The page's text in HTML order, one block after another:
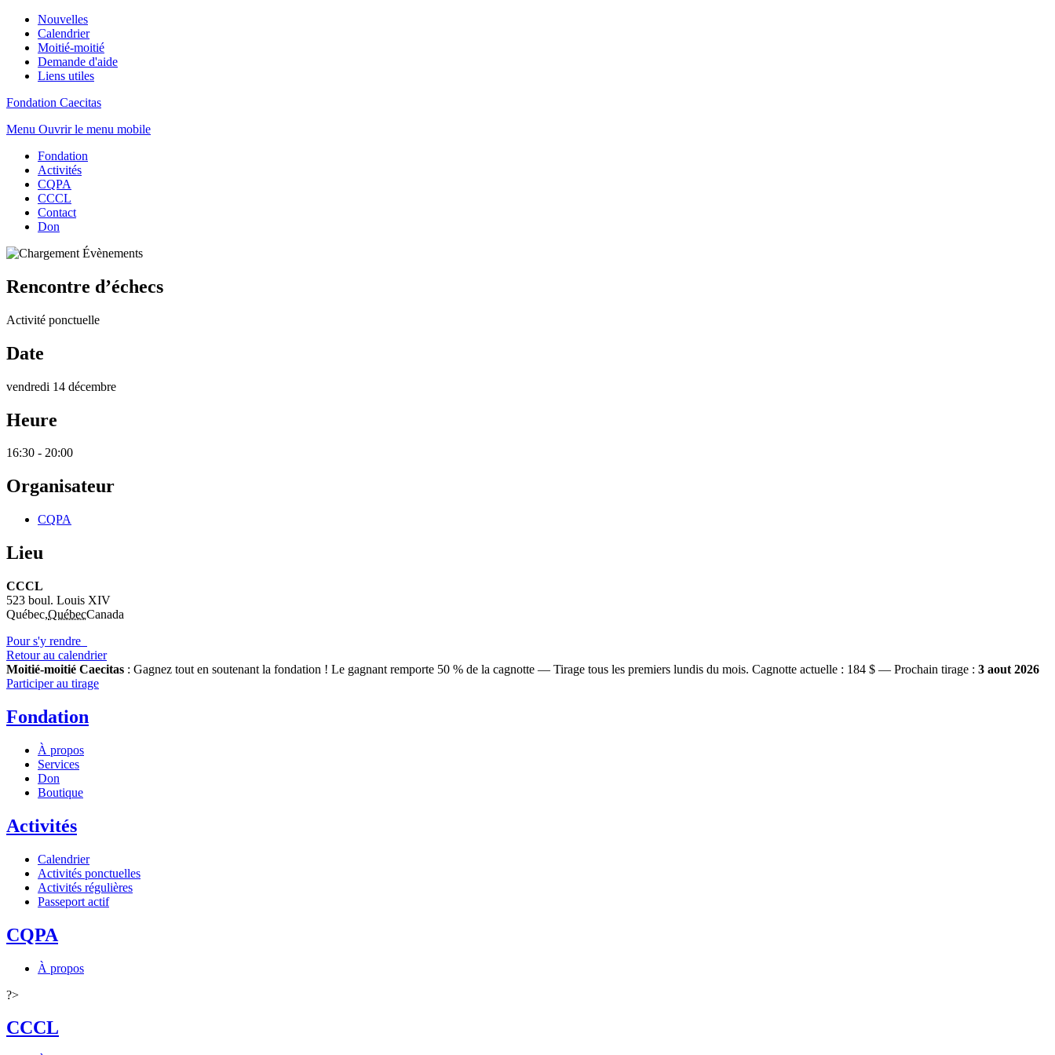
Nouvelles
Calendrier
Moitié-moitié
Demande d'aide
Liens utiles
Fondation Caecitas
Menu Ouvrir le menu mobile
Fondation
Activités
CQPA
CCCL
Contact
Don
Rencontre d’échecs
Activité ponctuelle
Date
vendredi 14 décembre
Heure
16:30 - 20:00
Organisateur
CQPA
Lieu
CCCL
523 boul. Louis XIV
Québec,QuébecCanada
Pour s'y rendre
Retour au calendrier
Moitié-moitié Caecitas : Gagnez tout en soutenant la fondation ! Le gagnant remporte 50 % de la cagnotte — Tirage tous les premiers lundis du mois. Cagnotte actuelle : 184 $ — Prochain tirage : 3 aout 2026
Participer au tirage
Fondation
À propos
Services
Don
Boutique
Activités
Calendrier
Activités ponctuelles
Activités régulières
Passeport actif
CQPA
À propos
?>
CCCL